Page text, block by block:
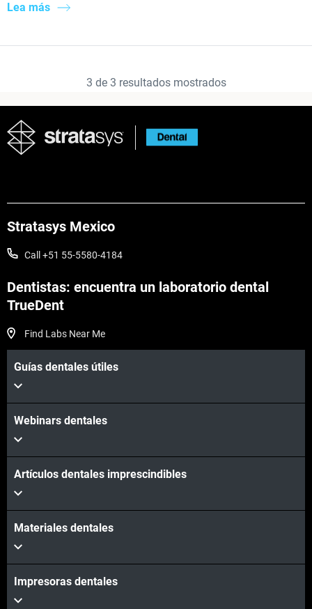
Lea más
3 de 3 resultados mostrados
Stratasys Mexico
Call +51 55-5580-4184
Dentistas: encuentra un laboratorio dental
TrueDent
Find Labs Near Me
Guías dentales útiles
Webinars dentales
Artículos dentales imprescindibles
Materiales dentales
Impresoras dentales